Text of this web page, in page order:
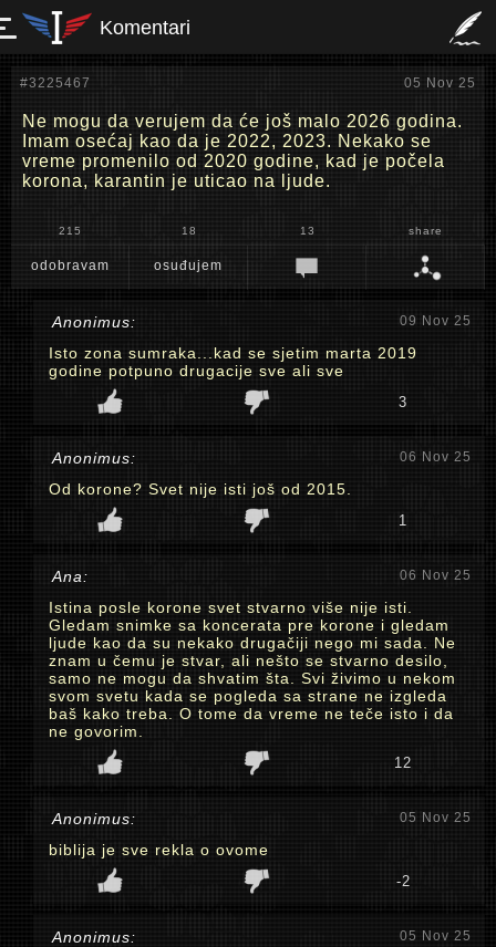
Komentari
#3225467 05 Nov 25
Ne mogu da verujem da će još malo 2026 godina.
Imam osećaj kao da je 2022, 2023. Nekako se
vreme promenilo od 2020 godine, kad je počela
korona, karantin je uticao na ljude.
215 18 13 share
odobravam osuđujem
Anonimus: 09 Nov 25
Isto zona sumraka...kad se sjetim marta 2019
godine potpuno drugacije sve ali sve
3
Anonimus: 06 Nov 25
Od korone? Svet nije isti još od 2015.
1
Ana: 06 Nov 25
Istina posle korone svet stvarno više nije isti.
Gledam snimke sa koncerata pre korone i gledam
ljude kao da su nekako drugačiji nego mi sada. Ne
znam u čemu je stvar, ali nešto se stvarno desilo,
samo ne mogu da shvatim šta. Svi živimo u nekom
svom svetu kada se pogleda sa strane ne izgleda
baš kako treba. O tome da vreme ne teče isto i da
ne govorim.
12
Anonimus: 05 Nov 25
biblija je sve rekla o ovome
-2
Anonimus: 05 Nov 25